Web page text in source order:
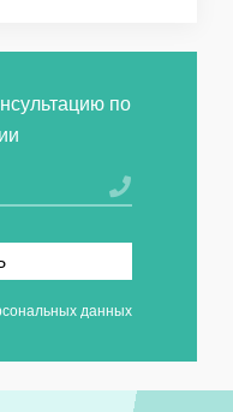
по
данных